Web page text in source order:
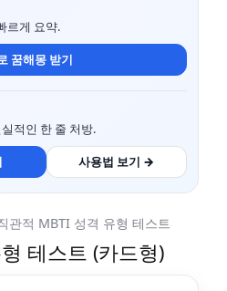
르게 요약.
꿈해몽 받기
적인 한 줄 처방.
사용법 보기 →
관적 MBTI 성격 유형 테스트
테스트 (카드형)